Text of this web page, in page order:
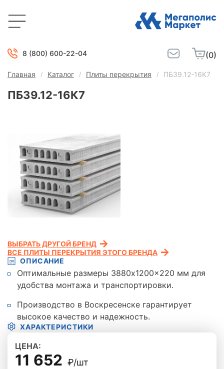
8 (800) 600-22-04 (0)
Главная Каталог Плиты перекрытия ПБ39.12-16К7
ПБ39.12-16К7
ОПИСАНИЕ
Оптимальные размеры 3880x1200x220 мм для
удобства монтажа и транспортировки.
Производство в Воскресенске гарантирует
высокое качество и надежность.
ХАРАКТЕРИСТИКИ
ВЫБРАТЬ ДРУГОЙ БРЕНД
ВСЕ ПЛИТЫ ПЕРЕКРЫТИЯ ЭТОГО БРЕНДА
ЦЕНА:
11 652 ₽/шт